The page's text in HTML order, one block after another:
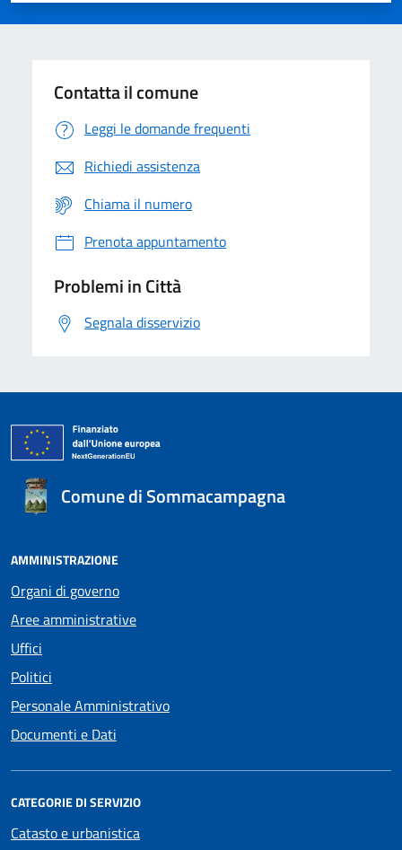
Contatta il comune
Leggi le domande frequenti
Richiedi assistenza
Chiama il numero
Prenota appuntamento
Problemi in Città
Segnala disservizio
Comune di Sommacampagna
AMMINISTRAZIONE
Organi di governo
Aree amministrative
Uffici
Politici
Personale Amministrativo
Documenti e Dati
CATEGORIE DI SERVIZIO
Catasto e urbanistica